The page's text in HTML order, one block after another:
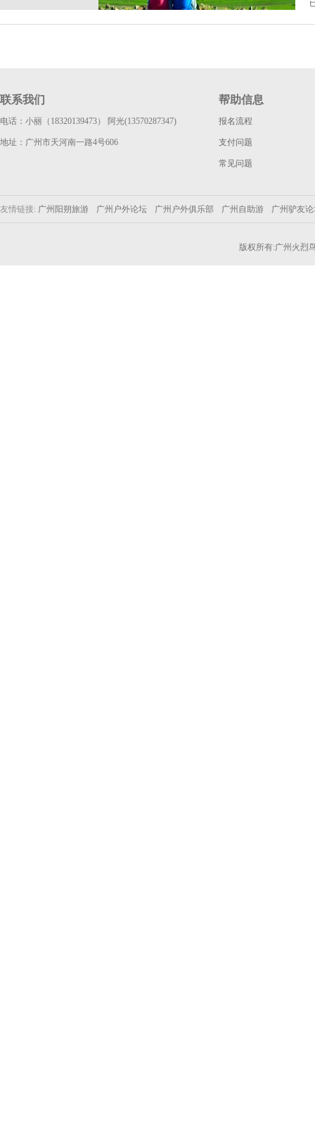
联系我们
电话：小丽（18320139473） 阿光(13570287347)
地址：广州市天河南一路4号606
帮助信息
报名流程
支付问题
常见问题
友情链接: 广州阳朔旅游 广州户外论坛 广州户外俱乐部 广州自助游 广州驴友
版权所有:广州火烈